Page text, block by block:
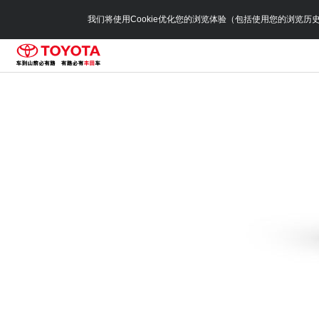
我们将使用Cookie优化您的浏览体验（包括使用您的浏览历